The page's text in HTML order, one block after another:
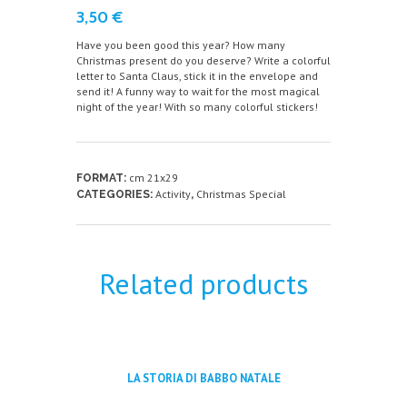
3,50€
Have you been good this year? How many
Christmas present do you deserve? Write a colorful
letter to Santa Claus, stick it in the envelope and
send it! A funny way to wait for the most magical
night of the year! With so many colorful stickers!
FORMAT: cm 21x29
CATEGORIES: Activity, Christmas Special
Related products
LA STORIA DI BABBO NATALE